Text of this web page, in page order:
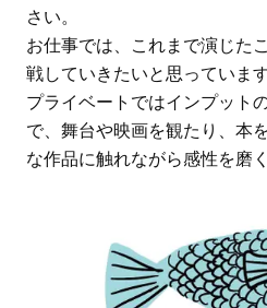
さい。
お仕事では、これまで演じた
戦していきたいと思っています
プライベートではインプット
で、舞台や映画を観たり、本
な作品に触れながら感性を磨